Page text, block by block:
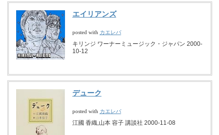
エイリアンズ
posted with カエレバ
キリンジ ワーナーミュージック・ジャパン 2000-
10-12
デューク
posted with カエレバ
江國 香織,山本 容子 講談社 2000-11-08